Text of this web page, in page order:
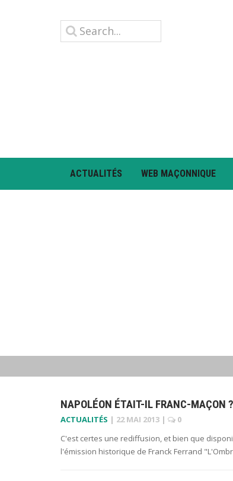
ACTUALITÉS WEB MAÇONNIQUE
NAPOLÉON ÉTAIT-IL FRANC-MAÇON
ACTUALITÉS | 22 MAI 2013 |
0
C'est certes une rediffusion, et bien que
l'émission historique de Franck Ferrand